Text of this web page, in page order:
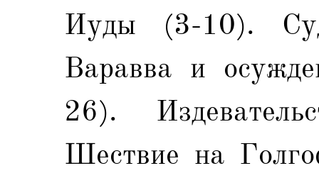
Иуды (3-10).
Варавва и
26).
Шествие на